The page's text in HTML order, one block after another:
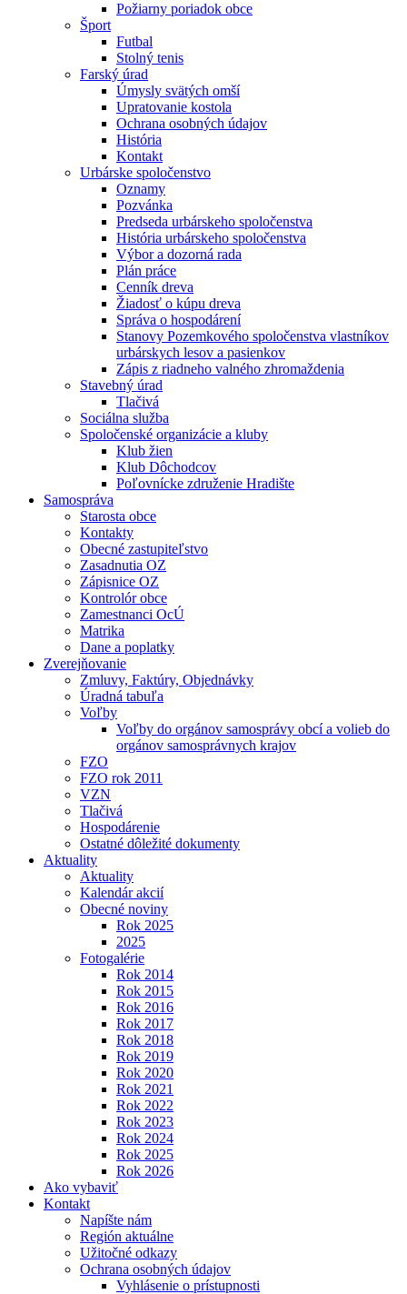
Požiarny poriadok obce
Šport
Futbal
Stolný tenis
Farský úrad
Úmysly svätých omší
Upratovanie kostola
Ochrana osobných údajov
História
Kontakt
Urbárske spoločenstvo
Oznamy
Pozvánka
Predseda urbárskeho spoločenstva
História urbárskeho spoločenstva
Výbor a dozorná rada
Plán práce
Cenník dreva
Žiadosť o kúpu dreva
Správa o hospodárení
Stanovy Pozemkového spoločenstva vlastníkov
urbárskych lesov a pasienkov
Zápis z riadneho valného zhromaždenia
Stavebný úrad
Tlačivá
Sociálna služba
Spoločenské organizácie a kluby
Klub žien
Klub Dôchodcov
Poľovnícke združenie Hradište
Samospráva
Starosta obce
Kontakty
Obecné zastupiteľstvo
Zasadnutia OZ
Zápisnice OZ
Kontrolór obce
Zamestnanci OcÚ
Matrika
Dane a poplatky
Zverejňovanie
Zmluvy, Faktúry, Objednávky
Úradná tabuľa
Voľby
Voľby do orgánov samosprávy obcí a volieb do
orgánov samosprávnych krajov
FZO
FZO rok 2011
VZN
Tlačivá
Hospodárenie
Ostatné dôležité dokumenty
Aktuality
Aktuality
Kalendár akcií
Obecné noviny
Rok 2025
2025
Fotogalérie
Rok 2014
Rok 2015
Rok 2016
Rok 2017
Rok 2018
Rok 2019
Rok 2020
Rok 2021
Rok 2022
Rok 2023
Rok 2024
Rok 2025
Rok 2026
Ako vybaviť
Kontakt
Napíšte nám
Región aktuálne
Užitočné odkazy
Ochrana osobných údajov
Vyhlásenie o prístupnosti